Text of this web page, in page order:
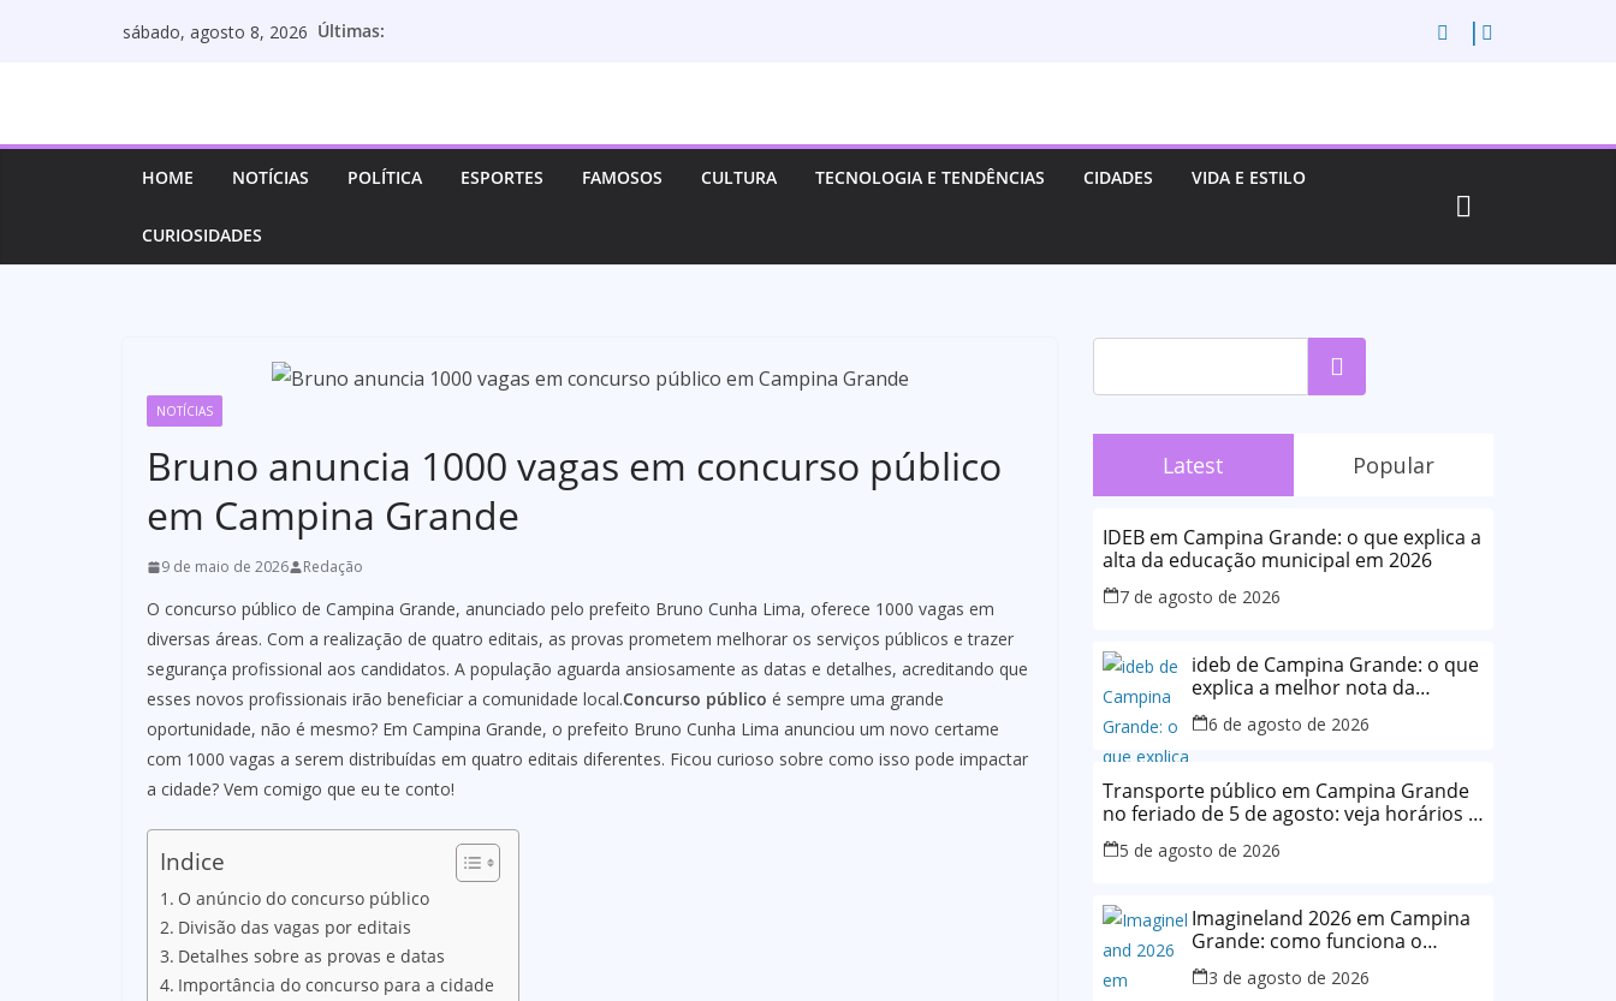
sábado, agosto 8, 2026 Últimas:
HOME NOTÍCIAS POLÍTICA ESPORTES FAMOSOS CULTURA TECNOLOGIA E TENDÊNCIAS CIDADES VIDA E ESTILO
CURIOSIDADES
NOTÍCIAS
Bruno anuncia 1000 vagas em concurso público
em Campina Grande
9 de maio de 2026 Redação
O concurso público de Campina Grande, anunciado pelo prefeito Bruno Cunha Lima, oferece 1000 vagas em
diversas áreas. Com a realização de quatro editais, as provas prometem melhorar os serviços públicos e trazer
segurança profissional aos candidatos. A população aguarda ansiosamente as datas e detalhes, acreditando que
esses novos profissionais irão beneficiar a comunidade local.Concurso público é sempre uma grande
oportunidade, não é mesmo? Em Campina Grande, o prefeito Bruno Cunha Lima anunciou um novo certame
com 1000 vagas a serem distribuídas em quatro editais diferentes. Ficou curioso sobre como isso pode impactar
a cidade? Vem comigo que eu te conto!
Indice
O anúncio do concurso público
Divisão das vagas por editais
Detalhes sobre as provas e datas
Importância do concurso para a cidade
Pesquisar
Latest Popular
IDEB em Campina Grande: o que explica a
alta da educação municipal em 2026
7 de agosto de 2026
ideb de Campina Grande: o que
explica a melhor nota da
história da rede municipal
6 de agosto de 2026
Transporte público em Campina Grande
no feriado de 5 de agosto: veja horários e
o que muda
5 de agosto de 2026
Imagineland 2026 em Campina
Grande: como funciona o
evento e o que esperar da
programação
3 de agosto de 2026